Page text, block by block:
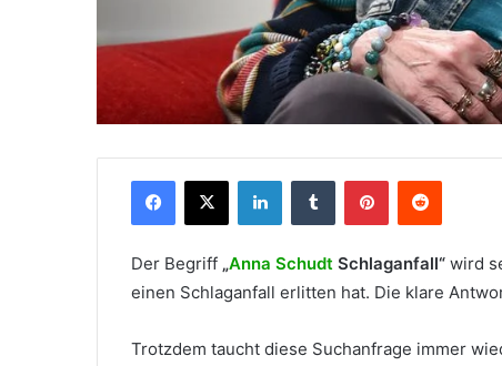
Facebook
X LinkedInTumblr PinterestReddit
Der Begriff „Anna Schudt Schlaganfall“ wird
einen Schlaganfall erlitten hat. Die klare
Trotzdem taucht diese Suchanfrage immer